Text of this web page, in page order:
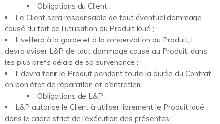
Obligations du Client :
Le Client sera responsable de tout éventuel dommage
causé du fait de l’utilisation du Produit loué ;
Il veillera à la garde et à la conservation du Produit, il
devra aviser L&P de tout dommage causé au Produit, dans
les plus brefs délais de sa survenance ;
Il devra tenir le Produit pendant toute la durée du Contrat
en bon état de réparation et d’entretien.
Obligations de L&P :
L&P autorise le Client à utiliser librement le Produit loué
dans le cadre strict de l’exécution des présentes ;